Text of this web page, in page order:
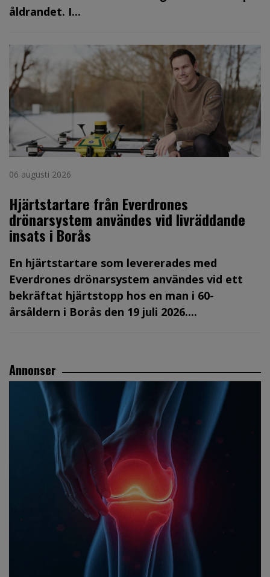
åldrandet. I...
06 augusti 2026
Hjärtstartare från Everdrones
drönarsystem användes vid livräddande
insats i Borås
En hjärtstartare som levererades med
Everdrones drönarsystem användes vid ett
bekräftat hjärtstopp hos en man i 60-
årsåldern i Borås den 19 juli 2026....
Annonser